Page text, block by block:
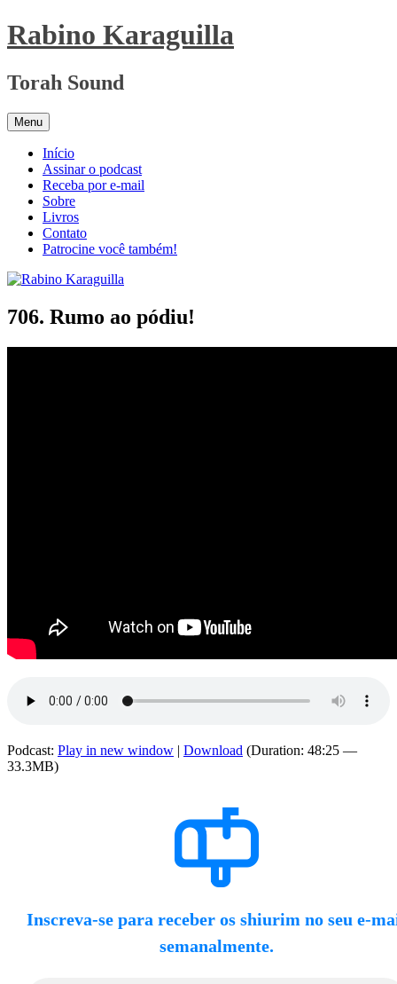
Pular
para
conteúdo
Rabino Karaguilla
Torah Sound
Menu
Início
Assinar o podcast
Receba por e-mail
Sobre
Livros
Contato
Patrocine você também!
706. Rumo ao pódiu!
Podcast: Play in new window | Download (Duration: 48:25 —
33.3MB)
Inscreva-se para receber os shiurim no seu e-
semanalmente.